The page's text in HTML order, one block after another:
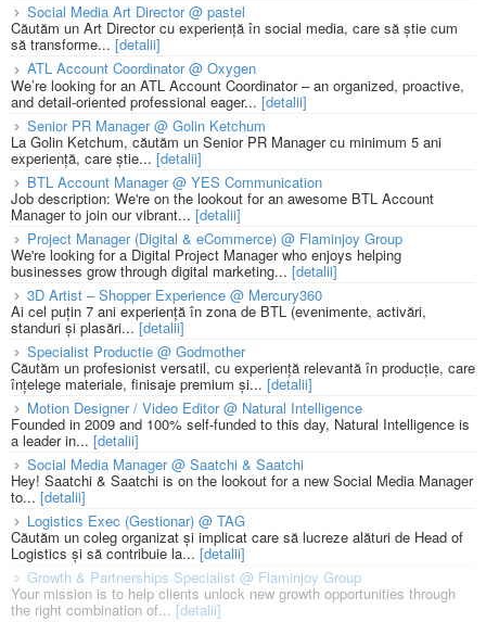
Social Media Art Director @ pastel
Căutăm un Art Director cu experiență în social media, care să știe cum
să transforme... [detalii]
ATL Account Coordinator @ Oxygen
We’re looking for an ATL Account Coordinator – an organized, proactive,
and detail-oriented professional eager... [detalii]
Senior PR Manager @ Golin Ketchum
La Golin Ketchum, căutăm un Senior PR Manager cu minimum 5 ani
experiență, care știe... [detalii]
BTL Account Manager @ YES Communication
Job description: We're on the lookout for an awesome BTL Account
Manager to join our vibrant... [detalii]
Project Manager (Digital & eCommerce) @ Flaminjoy Group
We're looking for a Digital Project Manager who enjoys helping
businesses grow through digital marketing... [detalii]
3D Artist – Shopper Experience @ Mercury360
Ai cel puțin 7 ani experiență în zona de BTL (evenimente, activări,
standuri și plasări...[detalii]
Specialist Productie @ Godmother
Căutăm un profesionist versatil, cu experiență relevantă în producție, care
înțelege materiale, finisaje premium și... [detalii]
Motion Designer / Video Editor @ Natural Intelligence
Founded in 2009 and 100% self-funded to this day, Natural Intelligence is
a leader in... [detalii]
Social Media Manager @ Saatchi & Saatchi
Hey! Saatchi & Saatchi is on the lookout for a new Social Media Manager
to... [detalii]
Logistics Exec (Gestionar) @ TAG
Căutăm un coleg organizat și implicat care să lucreze alături de Head of
Logistics și să contribuie la... [detalii]
Growth & Partnerships Specialist @ Flaminjoy Group
Your mission is to help clients unlock new growth opportunities through
the right combination of... [detalii]